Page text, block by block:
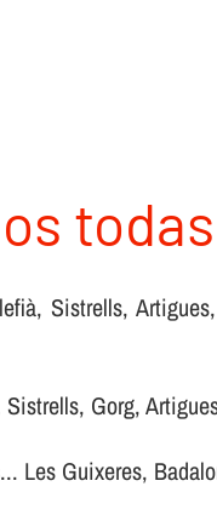
Sistrells,
Gorg,
Les Guixeres,